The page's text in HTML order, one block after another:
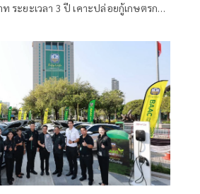
ระยะเวลา 3 ปี เคาะปล่อยกู้เกษตรกร